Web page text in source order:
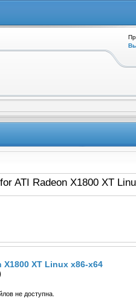
ATI Radeon X1800 XT
XT Linux x86-x64
не доступна.